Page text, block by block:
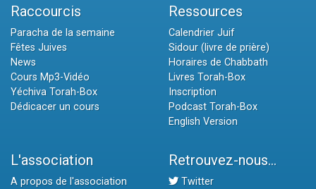
Raccourcis
Paracha de la semaine
Fêtes Juives
News
Cours Mp3-Vidéo
Yéchiva Torah-Box
Dédicacer un cours
Ressources
Calendrier Juif
Sidour (livre de prière)
Horaires de Chabbath
Livres Torah-Box
Inscription
Podcast Torah-Box
English Version
L'association
A propos de l'association
Retrouvez-nous...
Twitter